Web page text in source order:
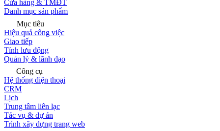
Cửa hàng & TMĐT
Danh mục sản phẩm
Mục tiêu
Hiệu quả công việc
Giao tiếp
Tính lưu động
Quản lý & lãnh đạo
Công cụ
Hệ thống điện thoại
CRM
Lịch
Trung tâm liên lạc
Tác vụ & dự án
Trình xây dựng trang web